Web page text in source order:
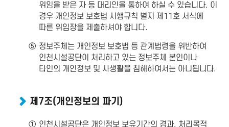
위임을 받은 자 등 대리인을 통하여 하실 수 있습니다. 이
경우 개인정보 보호법 시행규칙 별지 제11호 서식에
따른 위임장을 제출하셔야 합니다.
⑤ 정보주체는 개인정보 보호법 등 관계법령을 위반하여
인천시설공단이 처리하고 있는 정보주체 본인이나
타인의 개인정보 및 사생활을 침해하여서는 아니됩니다.
제7조(개인정보의 파기)
① 인천시설공단은 개인정보 보유기간의 경과, 처리목적